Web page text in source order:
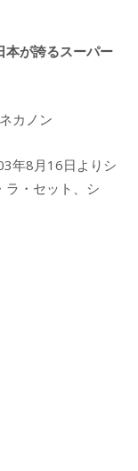
本が誇るスーパー
カノン
年8月16日よりシ
ラ・セット、シ